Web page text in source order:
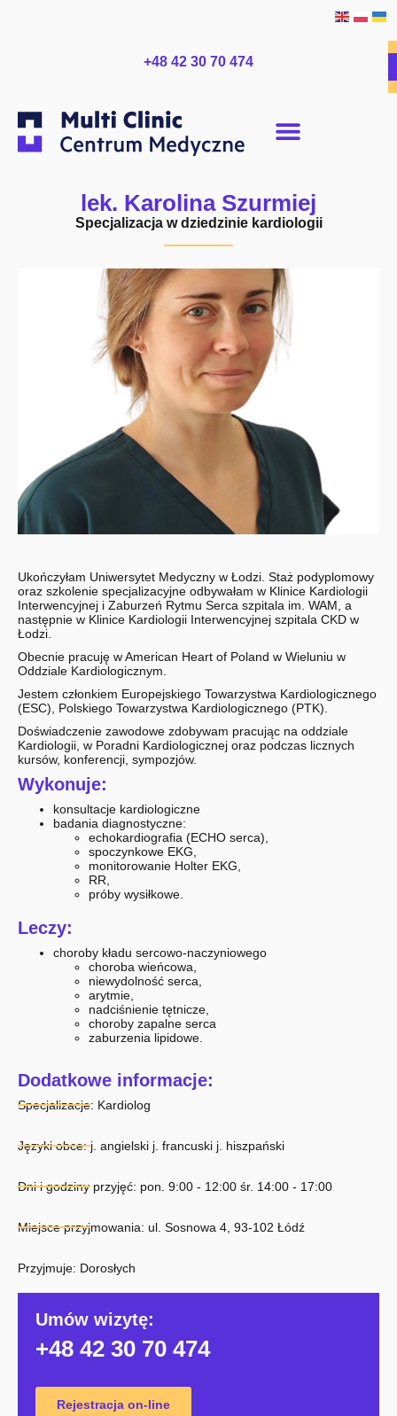
+48 42 30 70 474
lek. Karolina Szurmiej
Specjalizacja w dziedzinie kardiologii
Ukończyłam Uniwersytet Medyczny w Łodzi. Staż podyplomowy
oraz szkolenie specjalizacyjne odbywałam w Klinice Kardiologii
Interwencyjnej i Zaburzeń Rytmu Serca szpitala im. WAM, a
następnie w Klinice Kardiologii Interwencyjnej szpitala CKD w
Łodzi.
Obecnie pracuję w American Heart of Poland w Wieluniu w
Oddziale Kardiologicznym.
Jestem członkiem Europejskiego Towarzystwa Kardiologicznego
(ESC), Polskiego Towarzystwa Kardiologicznego (PTK).
Doświadczenie zawodowe zdobywam pracując na oddziale
Kardiologii, w Poradni Kardiologicznej oraz podczas licznych
kursów, konferencji, sympozjów.
Wykonuje:
konsultacje kardiologiczne
badania diagnostyczne:
echokardiografia (ECHO serca),
spoczynkowe EKG,
monitorowanie Holter EKG,
RR,
próby wysiłkowe.
Leczy:
choroby kładu sercowo-naczyniowego
choroba wieńcowa,
niewydolność serca,
arytmie,
nadciśnienie tętnicze,
choroby zapalne serca
zaburzenia lipidowe.
Dodatkowe informacje:
Specjalizacje: Kardiolog
Języki obce: j. angielski j. francuski j. hiszpański
Dni i godziny przyjęć: pon. 9:00 - 12:00 śr. 14:00 - 17:00
Miejsce przyjmowania: ul. Sosnowa 4, 93-102 Łódź
Przyjmuje: Dorosłych
Umów wizytę:
+48 42 30 70 474
Rejestracja on-line